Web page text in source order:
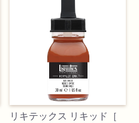
リキテックス リキッド［